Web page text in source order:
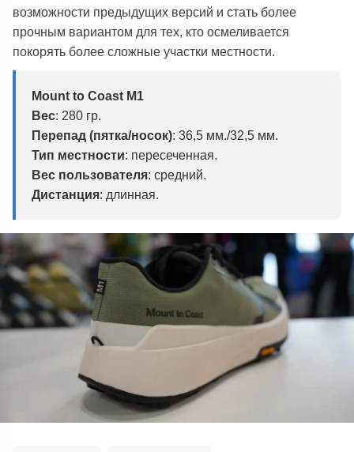
возможности предыдущих версий и стать более
прочным вариантом для тех, кто осмеливается
покорять более сложные участки местности.
Mount to Coast M1
Вес: 280 гр.
Перепад (пятка/носок): 36,5 мм./32,5 мм.
Тип местности: пересеченная.
Вес пользователя: средний.
Дистанция: длинная.